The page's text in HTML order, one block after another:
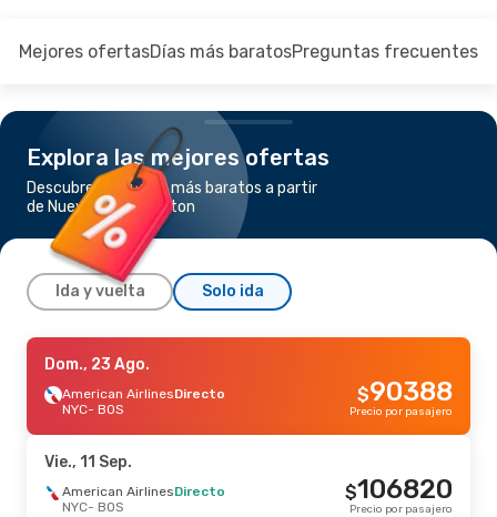
Mejores ofertasDías más baratosPreguntas frecuentes
Explora las mejores ofertas
Descubre los vuelos más baratos a partir
de Nueva York a Boston
Ida y vuelta Solo ida
Mar., 27 Oct.- Mar., 27 Oct.
American AirlinesDirecto
NYC- BOS
BOS- NYC
179326
Sáb., 19 Sep.- Dom., 20 Sep.
Dom., 23 Ago.
American AirlinesDirecto
NYC- BOS
90388
$
Precio por pasajero
Vie., 11 Sep.
American AirlinesDirecto
NYC- BOS
106820
$
Precio por pasajero